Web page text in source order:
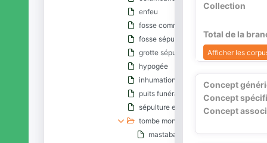
enfeu
fosse commune
fosse sépulcrale
grotte sépulcrale
hypogée
inhumation en silo
puits funéraire
sépulture en pleine terre
tombe monumentale
mastaba
Collection
Total de la
Afficher les
Concept
Concept
Concept